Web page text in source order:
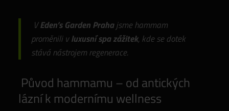
VEden’s Garden Prahajsme hammam
proměnili vluxusní spa zážitek, kde se dotek
stává nástrojem regenerace.
Původ hammamu – od antických
lázní k modernímu wellness